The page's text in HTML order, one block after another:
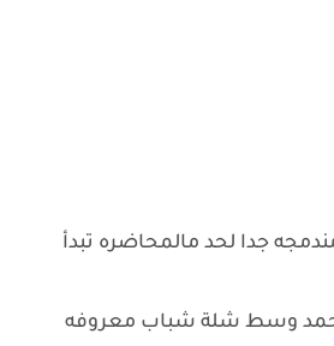
جدا لحد مالمحاضره تبدأ
وسط شلة شباب معروفه